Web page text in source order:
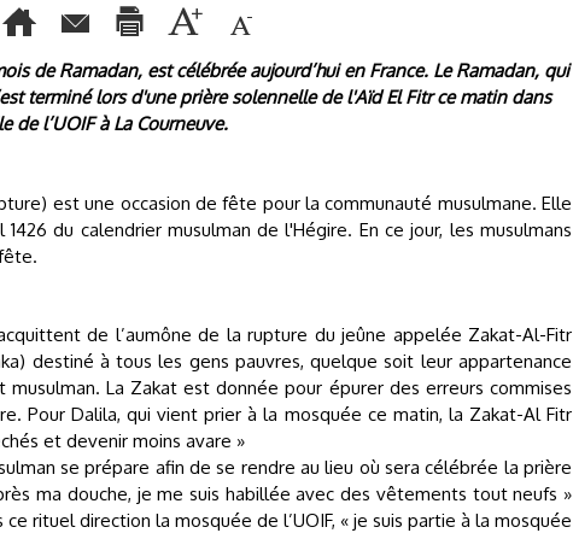
de Ramadan, est célébrée aujourd’hui en France. Le Ramadan, qui
terminé lors d'une prière solennelle de l'Aïd El Fitr ce matin dans
l’UOIF à La Courneuve.
est une occasion de fête pour la communauté musulmane. Elle
du calendrier musulman de l'Hégire. En ce jour, les musulmans
de l’aumône de la rupture du jeûne appelée Zakat-Al-Fitr
destiné à tous les gens pauvres, quelque soit leur appartenance
La Zakat est donnée pour épurer des erreurs commises
Pour Dalila, qui vient prier à la mosquée ce matin, la Zakat-Al Fitr
et devenir moins avare »
se prépare afin de se rendre au lieu où sera célébrée la prière
ma douche, je me suis habillée avec des vêtements tout neufs »
rituel direction la mosquée de l’UOIF, « je suis partie à la mosquée